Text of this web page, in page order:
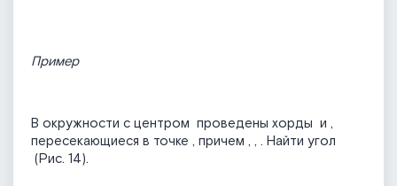
Пример
В окружности с центром проведены хорды и ,
пересекающиеся в точке , причем , , . Найти угол
(Рис. 14).